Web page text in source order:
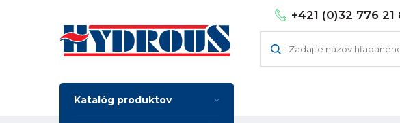
+421 (0)32 776 21
Katalóg produktov